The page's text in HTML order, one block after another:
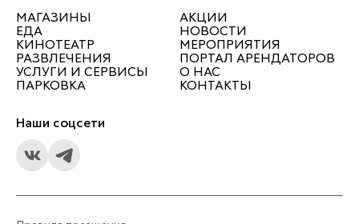
МАГАЗИНЫ
ЕДА
КИНОТЕАТР
РАЗВЛЕЧЕНИЯ
УСЛУГИ И СЕРВИСЫ
ПАРКОВКА
АКЦИИ
НОВОСТИ
МЕРОПРИЯТИЯ
ПОРТАЛ АРЕНДАТОРОВ
О НАС
КОНТАКТЫ
Наши соцсети